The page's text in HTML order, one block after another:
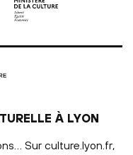
À LYON
Sur culture.lyon.fr,